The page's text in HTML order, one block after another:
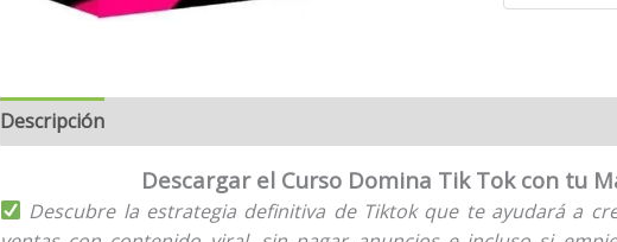
Descripción
Descargar el Curso Domina Tik Tok con tu
Descubre la estrategia definitiva de Tiktok que te ayudará a